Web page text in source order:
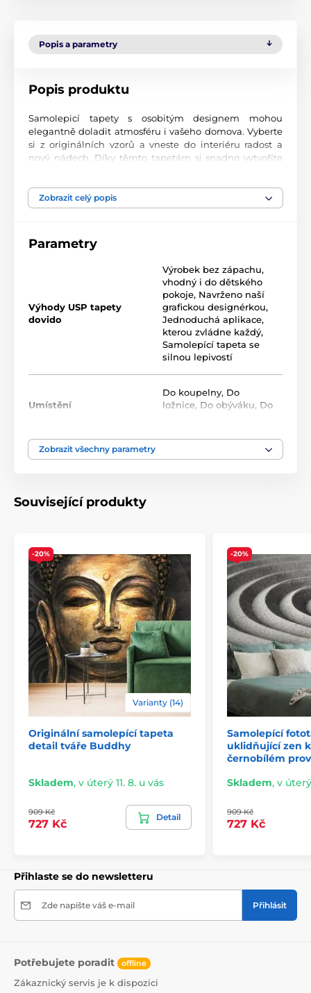
Popis a parametry
Popis produktu
Samolepicí tapety s osobitým designem mohou
elegantně doladit atmosféru i vašeho domova. Vyberte
si z originálních vzorů a vneste do interiéru radost a
nový nádech. Díky těmto tapetám si snadno vytvoříte
Precizní tisková kvalita
technologie nanáší potisk na fólii o tloušťce 90 µm.
akrylovým lepidlem s vysokou přilnavostí, které zajišťuje
dokonalé uchycení. Díky technologii tisku jsou velmi
Rozměr tapety v roli (šířka x výška v cm):
Ekologické a zdravotně nezávadné
Použitá technologie je šetrná k životnímu prostředí, což
zajišťuje bezpečnost použití v jakékoli místnosti.
Použité barvy splňují přísné normy chemické
bezpečnosti a mají certifikace VOC a GREENGUARD
GOLD. Naše samolepicí tapety navíc neobsahují PVC a
lepidlo je založeno na vodní bázi.
Před aplikací se ujistěte, že je stěna hladká, čistá a
zbavená mastnoty i prachu. Pro ideální výsledek
zvládne ho každý. Odstranění tapety je rovněž
podrobný návod.
Zobrazit celý popis
Parametry
Výhody USP tapety
dovido
Výrobek bez zápachu,
vhodný i do dětského
pokoje, Navrženo naší
grafickou designérkou,
Jednoduchá aplikace,
kterou zvládne každý,
Samolepící tapeta se
silnou lepivostí
Umístění
Do koupelny, Do
ložnice, Do obýváku, Do
Barva
Zobrazit všechny parametry
Související produkty
-20%
Varianty (14)
Originální samolepící tapeta
detail tváře Buddhy
Skladem, v úterý 11. 8. u vás
909 Kč
727 Kč
Detail
-20%
Samolepící
uklidňující zen
černobílém
Skladem, v úterý
909 Kč
727 Kč
Přihlaste se do newsletteru
Zde napište váš e-mail Přihlásit
Potřebujete poradit offline
Zákaznický servis je k dispozici